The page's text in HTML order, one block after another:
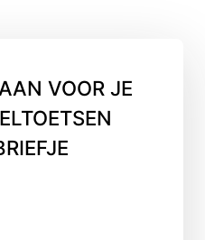
VOOR JE